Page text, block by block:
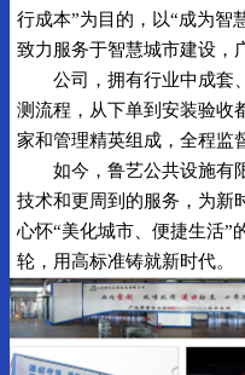
行成本”为目的，以“成为智
致力服务于智慧城市建设，
公司，拥有行业中成套
测流程，从下单到安装验收
家和管理精英组成，全程监
如今，鲁艺公共设施有
技术和更周到的服务，为新
心怀“美化城市、便捷生活”
轮，用高标准铸就新时代。